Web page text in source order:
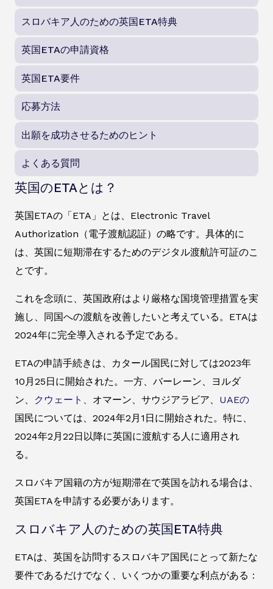
スロバキア人のための英国ETA特典
英国ETAの申請資格
英国ETA要件
応募方法
出願を成功させるためのヒント
よくある質問
英国のETAとは？
英国ETAの「ETA」とは、Electronic Travel
Authorization（電子渡航認証）の略です。具体的に
は、英国に短期滞在するためのデジタル渡航許可証のこ
とです。
これを念頭に、英国政府はより厳格な国境管理措置を実
施し、同国への渡航を改善したいと考えている。ETAは
2024年に完全導入される予定である。
ETAの申請手続きは、カタール国民に対しては2023年
10月25日に開始された。一方、バーレーン、ヨルダ
ン、
クウェート、 オマーン、サウジアラビア、 UAEの
国民については、2024年2月1日に開始された。特に、
2024年2月22日以降に英国に渡航する人に適用され
る。
スロバキア国籍の方が短期滞在で英国を訪れる場合は、
英国ETAを申請する必要があります。
スロバキア人のための英国ETA特典
ETAは、英国を訪問するスロバキア国民にとって新たな
要件であるだけでなく、いくつかの重要な利点がある：